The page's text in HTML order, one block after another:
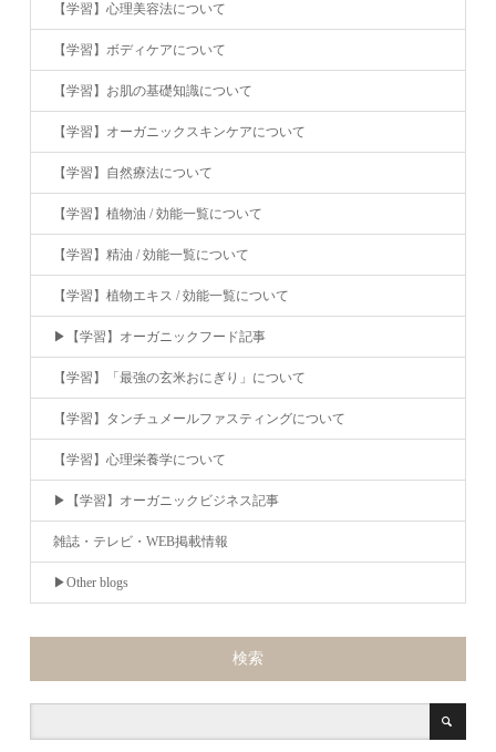
【学習】心理美容法について
【学習】ボディケアについて
【学習】お肌の基礎知識について
【学習】オーガニックスキンケアについて
【学習】自然療法について
【学習】植物油 / 効能一覧について
【学習】精油 / 効能一覧について
【学習】植物エキス / 効能一覧について
▶︎【学習】オーガニックフード記事
【学習】「最強の玄米おにぎり」について
【学習】タンチュメールファスティングについて
【学習】心理栄養学について
▶︎【学習】オーガニックビジネス記事
雑誌・テレビ・WEB掲載情報
▶︎Other blogs
検索